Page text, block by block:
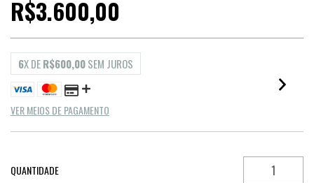
R$3.600,00
6X DER$600,00SEM JUROS
VER MEIOS DE PAGAMENTO
QUANTIDADE